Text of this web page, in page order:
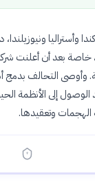
وأستراليا
خاصة بعد أن أعلنت
وأوصى التحالف بدمج
إلى الأنظمة
الهجمات وتعقيدها.